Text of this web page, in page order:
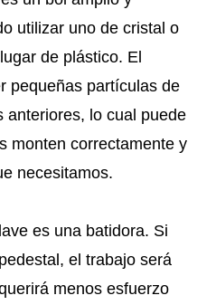
utilizar uno de cristal o
de plástico. El
pequeñas partículas de
anteriores, lo cual puede
monten correctamente y
necesitamos.
es una batidora. Si
el trabajo será
menos esfuerzo